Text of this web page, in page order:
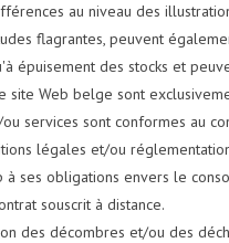
au niveau des
flagrantes, peuvent
épuisement des stocks et
site Web belge sont
services sont conformes au
légales et/ou
à ses obligations envers le
souscrit à distance.
des décombres et/ou des